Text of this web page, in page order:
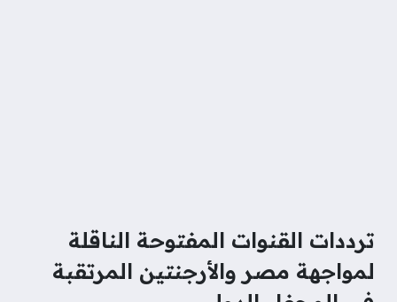
ترددات القنوات المفتوحة الناقلة
لمواجهة مصر والأرجنتين المرتقبة